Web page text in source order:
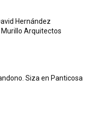
Hernández
Arquitectos
Siza en Panticosa